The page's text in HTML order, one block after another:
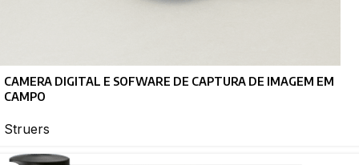
CAMERA DIGITAL E SOFWARE DE CAPTURA DE IMAGEM EM
CAMPO
Struers